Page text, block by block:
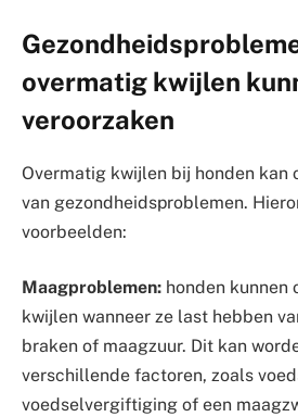
overmatig kwijlen
veroorzaken
Overmatig kwijlen bij honden kan
van gezondheidsproblemen.
voorbeelden:
Maagproblemen: honden kunnen
kwijlen wanneer ze last hebben
braken of maagzuur. Dit kan
verschillende factoren, zoals
voedselvergiftiging of een